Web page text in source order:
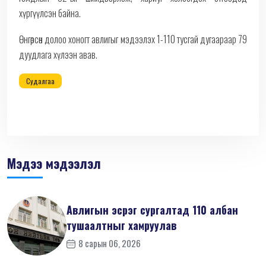
хүргүүлсэн байна.
Өнгөрсөн долоо хоногт авлигыг мэдээлэх 1-110 тусгай дугаараар 79
дуудлага хүлээн авав.
Судалгаа
Мэдээ мэдээлэл
Авлигын эсрэг сургалтад 110 албан
тушаалтныг хамруулав
8 сарын 06, 2026